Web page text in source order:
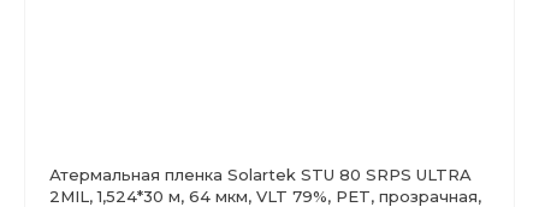
Атермальная пленка Solartek STU 80 SRPS ULTRA
2MIL, 1,524*30 м, 64 мкм, VLT 79%, PET, прозрачная,